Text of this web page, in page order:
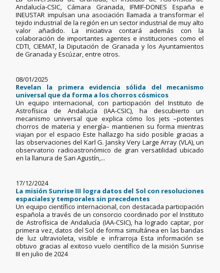
Andalucía-CSIC, Cámara Granada, IFMIF-DONES España e
INEUSTAR impulsan una asociación llamada a transformar el
tejido industrial de la región en un sector industrial de muy alto
valor añadido. La iniciativa contará además con la
colaboración de importantes agentes e instituciones como el
CDTI, CIEMAT, la Diputación de Granada y los Ayuntamientos
de Granada y Escúzar, entre otros.
08/01/2025
Revelan la primera evidencia sólida del mecanismo
universal que da forma a los chorros cósmicos
Un equipo internacional, con participación del Instituto de
Astrofísica de Andalucía (IAA-CSIC), ha descubierto un
mecanismo universal que explica cómo los jets –potentes
chorros de materia y energía– mantienen su forma mientras
viajan por el espacio Este hallazgo ha sido posible gracias a
las observaciones del Karl G. Jansky Very Large Array (VLA), un
observatorio radioastronómico de gran versatilidad ubicado
en la llanura de San Agustín,...
17/12/2024
La misión Sunrise III logra datos del Sol con resoluciones
espaciales y temporales sin precedentes
Un equipo científico internacional, con destacada participación
española a través de un consorcio coordinado por el Instituto
de Astrofísica de Andalucía (IAA-CSIC), ha logrado captar, por
primera vez, datos del Sol de forma simultánea en las bandas
de luz ultravioleta, visible e infrarroja Esta información se
obtuvo gracias al exitoso vuelo científico de la misión Sunrise
III en julio de 2024